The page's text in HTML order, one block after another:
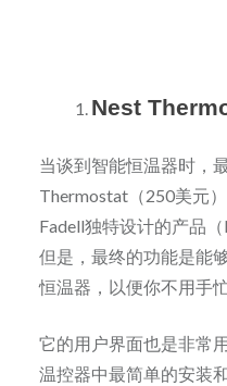
Nest
当谈到智能恒温器时，
Thermostat（250美元
Fadell独特设计的产品
但是，最终的功能是能
恒温器，以便你不用手
它的用户界面也是非常
温控器中最简单的安装和